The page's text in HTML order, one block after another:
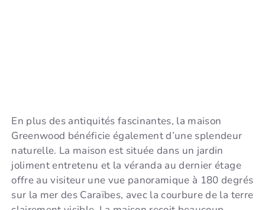
En plus des antiquités fascinantes, la maison
Greenwood bénéficie également d’une splendeur
naturelle. La maison est située dans un jardin
joliment entretenu et la véranda au dernier étage
offre au visiteur une vue panoramique à 180 degrés
sur la mer des Caraïbes, avec la courbure de la terre